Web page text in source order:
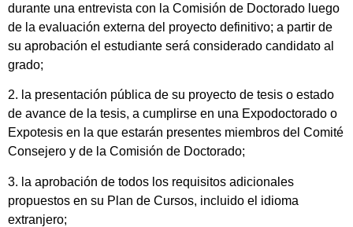
durante una entrevista con la Comisión de Doctorado luego
de la evaluación externa del proyecto definitivo; a partir de
su aprobación el estudiante será considerado candidato al
grado;
2. la presentación pública de su proyecto de tesis o estado
de avance de la tesis, a cumplirse en una Expodoctorado o
Expotesis en la que estarán presentes miembros del Comité
Consejero y de la Comisión de Doctorado;
3. la aprobación de todos los requisitos adicionales
propuestos en su Plan de Cursos, incluido el idioma
extranjero;